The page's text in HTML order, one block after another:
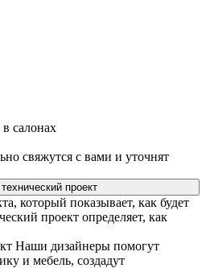
салонах
свяжутся с вами и уточнят
проект
который показывает, как будет
проект определяет, как
Наши дизайнеры помогут
и мебель, создадут